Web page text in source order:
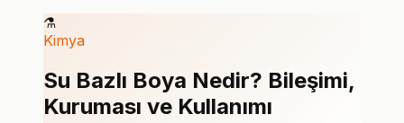
⚗️
Kimya
Su Bazlı Boya Nedir? Bileşimi,
Kuruması ve Kullanımı